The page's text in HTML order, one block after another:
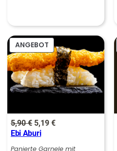
€
ANGEBOTPRODUKT
IM
ANGEBOT
5,90€ Ursprünglicher
Preis
war:
5,19€Aktueller
ist:
Ebi Aburi
Panierte Garnele mit